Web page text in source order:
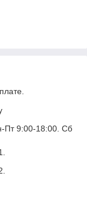
Пт 9:00-18:00. Сб